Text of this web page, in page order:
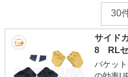
サイド
8 RL
バケッ